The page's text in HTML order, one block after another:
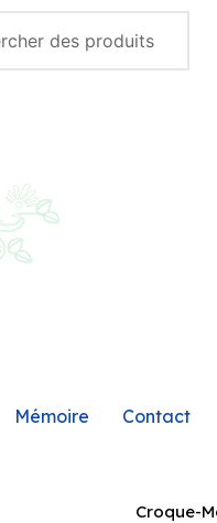
Mémoire Contact
Croque-